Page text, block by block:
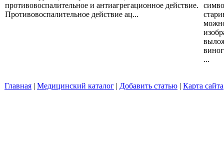
противовоспалительное и антиагрегационное действие.
Противовоспалительное действие ац...
...
Главная | Медицинский каталог | Добавить статью | Карта сайта